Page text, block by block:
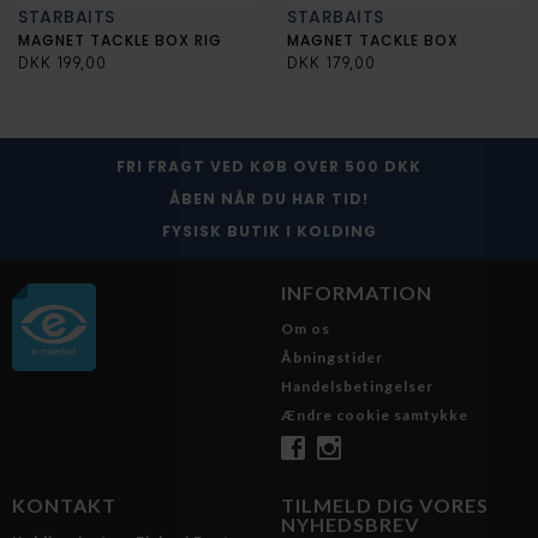
STARBAITS
MAGNET TACKLE BOX RIG
DKK 199,00
STARBAITS
MAGNET TACKLE BOX
DKK 179,00
FRI FRAGT VED KØB OVER 500 DKK
ÅBEN NÅR DU HAR TID!
FYSISK BUTIK I KOLDING
INFORMATION
Om os
Åbningstider
Handelsbetingelser
Ændre cookie samtykke
KONTAKT
TILMELD DIG VORES
NYHEDSBREV